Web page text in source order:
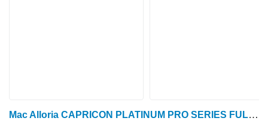
Mac Alloria CAPRICON PLATINUM PRO SERIES FULL AUTOMATIC HORIZONTAL TYPE MODL